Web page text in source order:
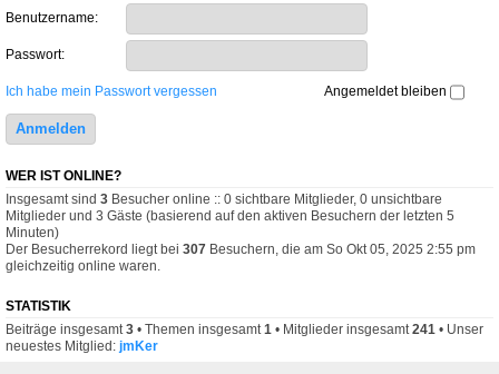
Benutzername:
Passwort:
Ich habe mein Passwort vergessen Angemeldet bleiben
WER IST ONLINE?
Insgesamt sind 3 Besucher online :: 0 sichtbare Mitglieder, 0 unsichtbare
Mitglieder und 3 Gäste (basierend auf den aktiven Besuchern der letzten 5
Minuten)
Der Besucherrekord liegt bei 307 Besuchern, die am So Okt 05, 2025 2:55 pm
gleichzeitig online waren.
STATISTIK
Beiträge insgesamt3 • Themen insgesamt1 • Mitglieder insgesamt241 • Unser
neuestes Mitglied: jmKer